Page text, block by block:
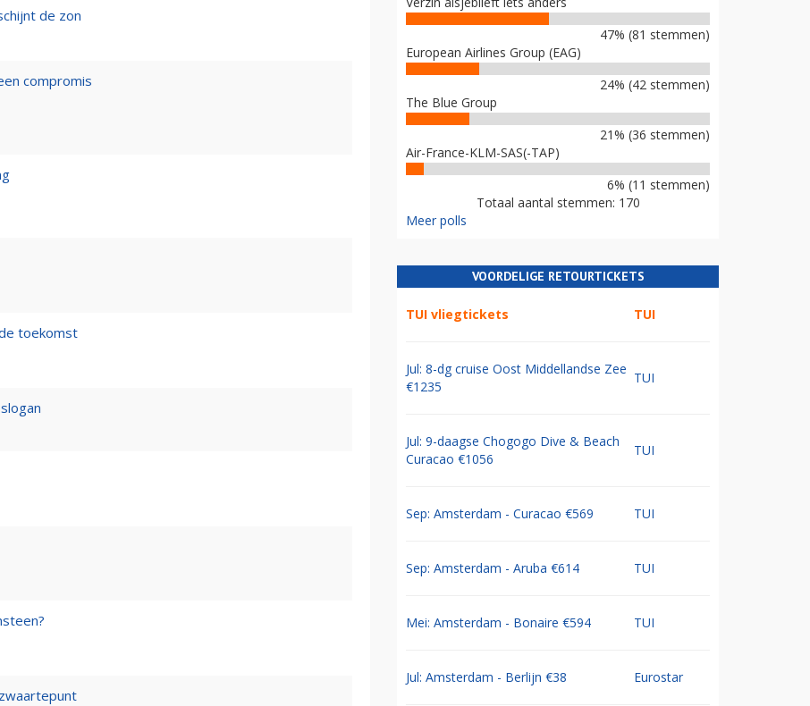
de zon
compromis
toekomst
47% (81 stemmen)
European Airlines Group (EAG)
24% (42 stemmen)
The Blue Group
21% (36 stemmen)
Air-France-KLM-SAS(-TAP)
6% (11 stemmen)
Totaal aantal stemmen: 170
Meer polls
VOORDELIGE RETOURTICKETS
TUI vliegtickets TUI
Jul: 8-dg cruise Oost Middellandse Zee
€1235
TUI
Jul: 9-daagse Chogogo Dive & Beach
Curacao €1056
TUI
Sep: Amsterdam - Curacao €569 TUI
Sep: Amsterdam - Aruba €614 TUI
Mei: Amsterdam - Bonaire €594 TUI
Jul: Amsterdam - Berlijn €38 Eurostar